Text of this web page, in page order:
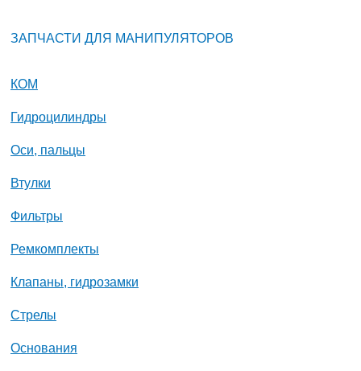
ЗАПЧАСТИ ДЛЯ МАНИПУЛЯТОРОВ
КОМ
Гидроцилиндры
Оси, пальцы
Втулки
Фильтры
Ремкомплекты
Клапаны, гидрозамки
Стрелы
Основания